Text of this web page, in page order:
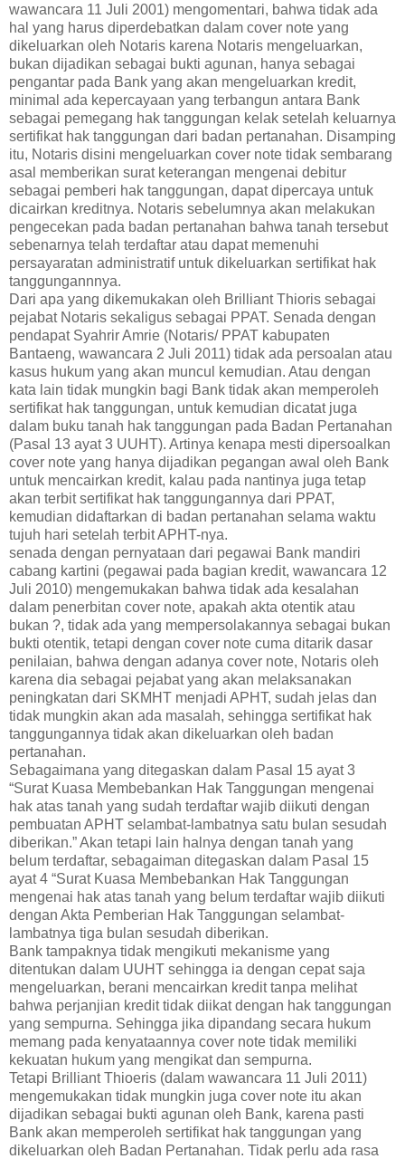
wawancara 11 Juli 2001) mengomentari, bahwa tidak ada
hal yang harus diperdebatkan dalam cover note yang
dikeluarkan oleh Notaris karena Notaris mengeluarkan,
bukan dijadikan sebagai bukti agunan, hanya sebagai
pengantar pada Bank yang akan mengeluarkan kredit,
minimal ada kepercayaan yang terbangun antara Bank
sebagai pemegang hak tanggungan kelak setelah keluarnya
sertifikat hak tanggungan dari badan pertanahan. Disamping
itu, Notaris disini mengeluarkan cover note tidak sembarang
asal memberikan surat keterangan mengenai debitur
sebagai pemberi hak tanggungan, dapat dipercaya untuk
dicairkan kreditnya. Notaris sebelumnya akan melakukan
pengecekan pada badan pertanahan bahwa tanah tersebut
sebenarnya telah terdaftar atau dapat memenuhi
persayaratan administratif untuk dikeluarkan sertifikat hak
tanggungannnya.
Dari apa yang dikemukakan oleh Brilliant Thioris sebagai
pejabat Notaris sekaligus sebagai PPAT. Senada dengan
pendapat Syahrir Amrie (Notaris/ PPAT kabupaten
Bantaeng, wawancara 2 Juli 2011) tidak ada persoalan atau
kasus hukum yang akan muncul kemudian. Atau dengan
kata lain tidak mungkin bagi Bank tidak akan memperoleh
sertifikat hak tanggungan, untuk kemudian dicatat juga
dalam buku tanah hak tanggungan pada Badan Pertanahan
(Pasal 13 ayat 3 UUHT). Artinya kenapa mesti dipersoalkan
cover note yang hanya dijadikan pegangan awal oleh Bank
untuk mencairkan kredit, kalau pada nantinya juga tetap
akan terbit sertifikat hak tanggungannya dari PPAT,
kemudian didaftarkan di badan pertanahan selama waktu
tujuh hari setelah terbit APHT-nya.
senada dengan pernyataan dari pegawai Bank mandiri
cabang kartini (pegawai pada bagian kredit, wawancara 12
Juli 2010) mengemukakan bahwa tidak ada kesalahan
dalam penerbitan cover note, apakah akta otentik atau
bukan ?, tidak ada yang mempersolakannya sebagai bukan
bukti otentik, tetapi dengan cover note cuma ditarik dasar
penilaian, bahwa dengan adanya cover note, Notaris oleh
karena dia sebagai pejabat yang akan melaksanakan
peningkatan dari SKMHT menjadi APHT, sudah jelas dan
tidak mungkin akan ada masalah, sehingga sertifikat hak
tanggungannya tidak akan dikeluarkan oleh badan
pertanahan.
Sebagaimana yang ditegaskan dalam Pasal 15 ayat 3
“Surat Kuasa Membebankan Hak Tanggungan mengenai
hak atas tanah yang sudah terdaftar wajib diikuti dengan
pembuatan APHT selambat-lambatnya satu bulan sesudah
diberikan.” Akan tetapi lain halnya dengan tanah yang
belum terdaftar, sebagaiman ditegaskan dalam Pasal 15
ayat 4 “Surat Kuasa Membebankan Hak Tanggungan
mengenai hak atas tanah yang belum terdaftar wajib diikuti
dengan Akta Pemberian Hak Tanggungan selambat-
lambatnya tiga bulan sesudah diberikan.
Bank tampaknya tidak mengikuti mekanisme yang
ditentukan dalam UUHT sehingga ia dengan cepat saja
mengeluarkan, berani mencairkan kredit tanpa melihat
bahwa perjanjian kredit tidak diikat dengan hak tanggungan
yang sempurna. Sehingga jika dipandang secara hukum
memang pada kenyataannya cover note tidak memiliki
kekuatan hukum yang mengikat dan sempurna.
Tetapi Brilliant Thioeris (dalam wawancara 11 Juli 2011)
mengemukakan tidak mungkin juga cover note itu akan
dijadikan sebagai bukti agunan oleh Bank, karena pasti
Bank akan memperoleh sertifikat hak tanggungan yang
dikeluarkan oleh Badan Pertanahan. Tidak perlu ada rasa